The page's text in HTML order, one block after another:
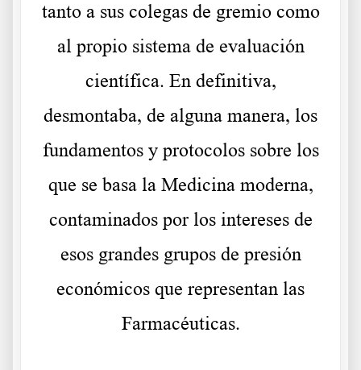
tanto a sus colegas de gremio como
al propio sistema de evaluación
científica. En definitiva,
desmontaba, de alguna manera, los
fundamentos y protocolos sobre los
que se basa la Medicina moderna,
contaminados por los intereses de
esos grandes grupos de presión
económicos que representan las
Farmacéuticas.